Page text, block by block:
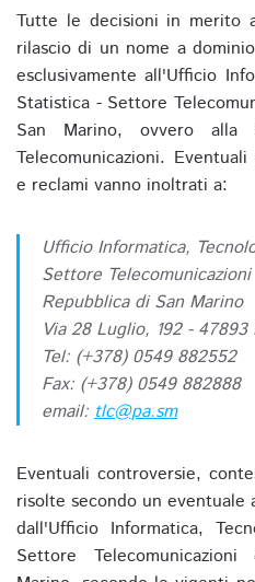
Tutte le decisioni in merito
rilascio di un nome a
esclusivamente all'Ufficio
Statistica - Settore
San Marino, ovvero
Telecomunicazioni.
e reclami vanno inoltrati a:
Ufficio Informatica,
Settore Telecomunicazioni
Repubblica di San Marino
Via 28 Luglio, 192 -
Tel: (+378) 0549 882552
Fax: (+378) 0549 882888
email: tlc@pa.sm
Eventuali controversie,
risolte secondo un
dall'Ufficio Informatica,
Settore